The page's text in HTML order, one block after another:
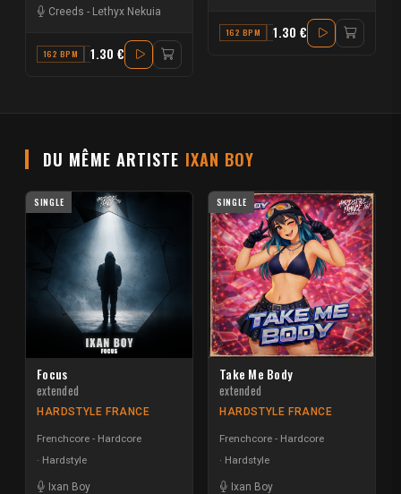
Creeds - Lethyx Nekuia
162 BPM G# MINOR
1.30 €
162 BPM G1.30 €
DU MÊME ARTISTE IXAN BOY
SINGLE
Focus
extended
HARDSTYLE FRANCE
Frenchcore - Hardcore
Hardstyle
Ixan Boy
SINGLE
Take Me Body
extended
HARDSTYLE FRANCE
Frenchcore - Hardcore
Hardstyle
Ixan Boy